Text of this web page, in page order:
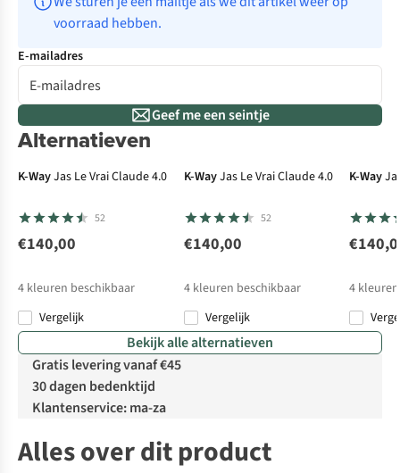
voorraad hebben.
E-mailadres
Geef me een seintje
Alternatieven
K-WayJas Le Vrai Claude 4.0
52
€140,00
4 kleuren beschikbaar
Vergelijk
K-WayJas Le Vrai Claude 4.0
52
€140,00
4 kleuren beschikbaar
Vergelijk
K-Way
4
Bekijk alle alternatieven
Gratis levering vanaf €45
30 dagen bedenktijd
Klantenservice: ma-za
Alles over dit product